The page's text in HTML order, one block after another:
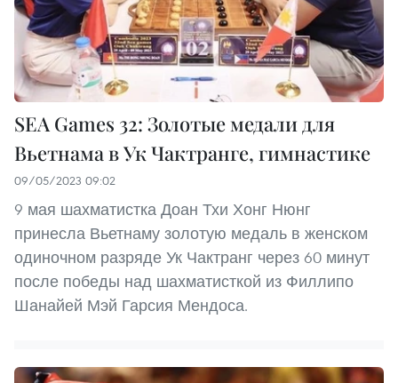
SEA Games 32: Золотые медали для
Вьетнама в Ук Чактранге, гимнастике
09/05/2023 09:02
9 мая шахматистка Доан Тхи Хонг Нюнг
принесла Вьетнаму золотую медаль в женском
одиночном разряде Ук Чактранг через 60 минут
после победы над шахматисткой из Филлипо
Шанайей Мэй Гарсия Мендоса.